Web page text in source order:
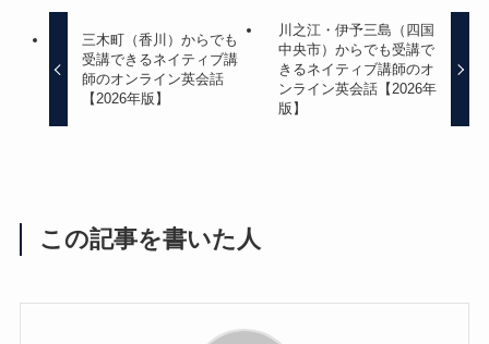
三木町（香川）からでも
受講できるネイティブ講
師のオンライン英会話
【2026年版】
川之江・伊予三島（四国
中央市）からでも受講で
きるネイティブ講師のオ
ンライン英会話【2026年
版】
この記事を書いた人